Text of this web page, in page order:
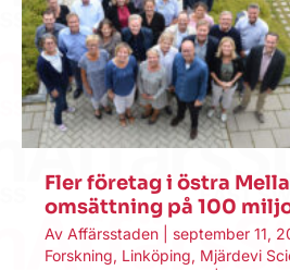
Fler företag i östra
omsättning på 100
Av Affärsstaden september 11,
Forskning, Linköping, Mjärdevi